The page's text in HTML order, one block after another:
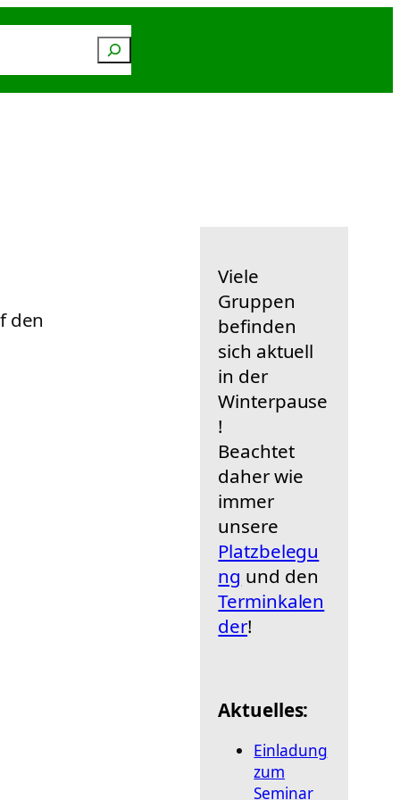
Suchen
den
Viele
Gruppen
befinden
sich aktuell
in der
Winterpause
!
Beachtet
daher wie
immer
unsere
Platzbelegu
ng und den
Terminkalen
der!
Aktuelles:
Einladung
zum
Seminar